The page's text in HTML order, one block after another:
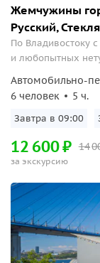
Жемчужины
Русский,
По Владивостоку
и
Автомобильно-
6 человек
5 ч.
Завтра в 09:00
14
12 600₽
за экскурсию